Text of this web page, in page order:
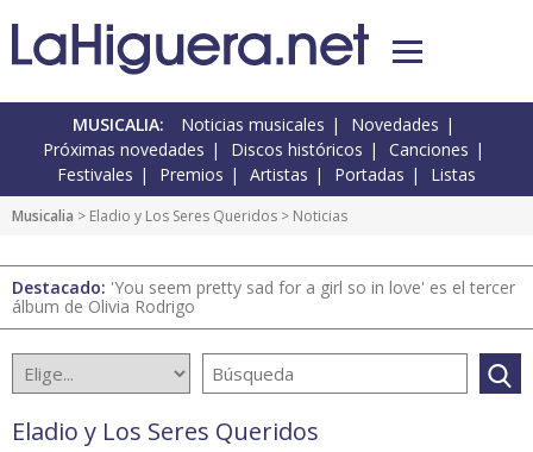
MUSICALIA: Noticias musicales
Novedades
Próximas novedades
Discos históricos
Canciones
Festivales
Premios Artistas Portadas Listas
Musicalia > Eladio y Los Seres Queridos > Noticias
Destacado: 'You seem pretty sad for a girl so in love' es el tercer
álbum de Olivia Rodrigo
Eladio y Los Seres Queridos